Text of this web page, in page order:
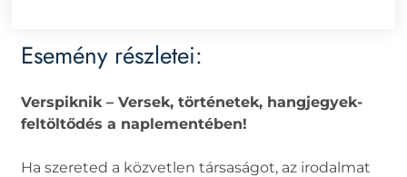
Esemény részletei:
Verspiknik – Versek, történetek, hangjegyek-
feltöltődés a naplementében!
Ha szereted a közvetlen társaságot, az irodalmat